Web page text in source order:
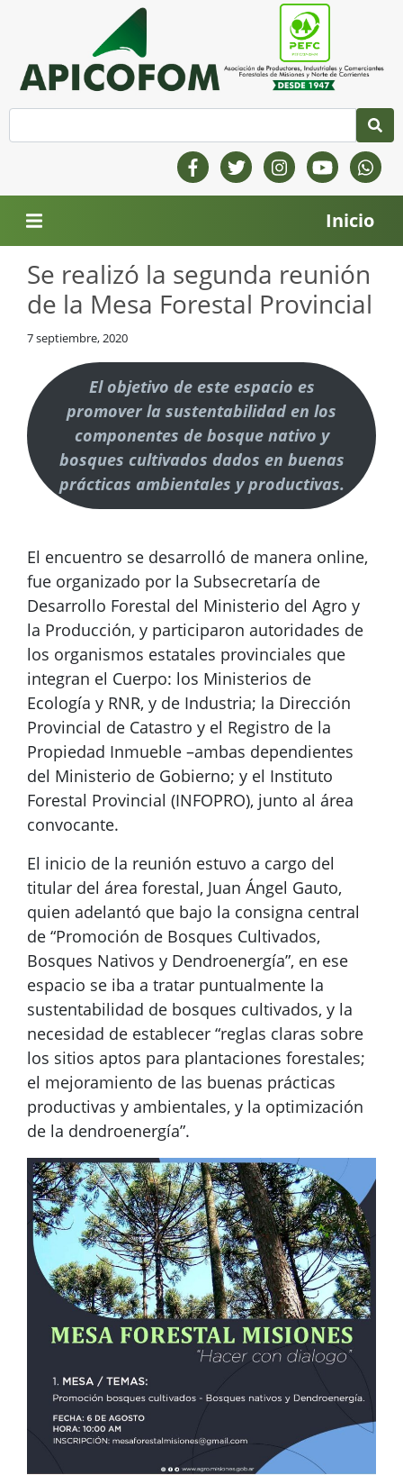
Inicio
Se realizó la segunda reunión
de la Mesa Forestal Provincial
7 septiembre, 2020
El objetivo de este espacio es
promover la sustentabilidad en los
componentes de bosque nativo y
bosques cultivados dados en buenas
prácticas ambientales y productivas.
El encuentro se desarrolló de manera online,
fue organizado por la Subsecretaría de
Desarrollo Forestal del Ministerio del Agro y
la Producción, y participaron autoridades de
los organismos estatales provinciales que
integran el Cuerpo: los Ministerios de
Ecología y RNR, y de Industria; la Dirección
Provincial de Catastro y el Registro de la
Propiedad Inmueble –ambas dependientes
del Ministerio de Gobierno; y el Instituto
Forestal Provincial (INFOPRO), junto al área
convocante.
El inicio de la reunión estuvo a cargo del
titular del área forestal, Juan Ángel Gauto,
quien adelantó que bajo la consigna central
de “Promoción de Bosques Cultivados,
Bosques Nativos y Dendroenergía”, en ese
espacio se iba a tratar puntualmente la
sustentabilidad de bosques cultivados, y la
necesidad de establecer “reglas claras sobre
los sitios aptos para plantaciones forestales;
el mejoramiento de las buenas prácticas
productivas y ambientales, y la optimización
de la dendroenergía”.